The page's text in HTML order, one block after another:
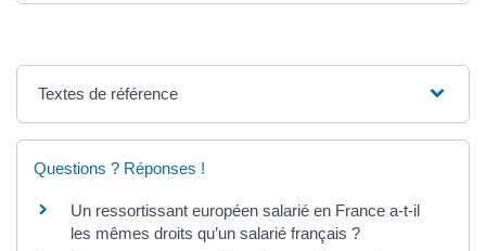
Textes de référence
Questions ? Réponses !
Un ressortissant européen salarié en France a-t-il
les mêmes droits qu’un salarié français ?